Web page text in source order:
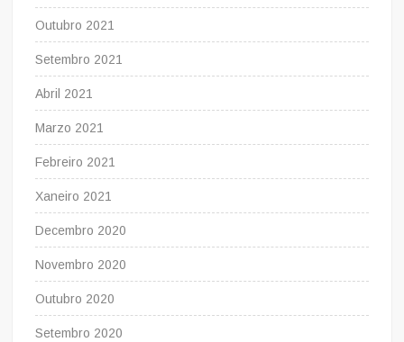
Outubro 2021
Setembro 2021
Abril 2021
Marzo 2021
Febreiro 2021
Xaneiro 2021
Decembro 2020
Novembro 2020
Outubro 2020
Setembro 2020